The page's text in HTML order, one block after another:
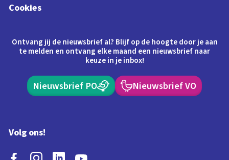
Cookies
Ontvang jij de nieuwsbrief al? Blijf op de hoogte door je aan
te melden en ontvang elke maand een nieuwsbrief naar
keuze in je inbox!
Nieuwsbrief PO Nieuwsbrief VO
Volg ons!